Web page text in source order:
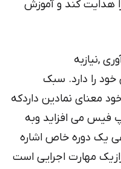
هدایت کند و آموزش
,نیازبه
را دارد. سبک
معنای نمادین داردکه
فیس می افزاید وبه
یک دوره خاص اشاره
مهارت اجرایی است